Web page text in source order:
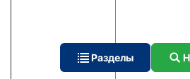
Разделы